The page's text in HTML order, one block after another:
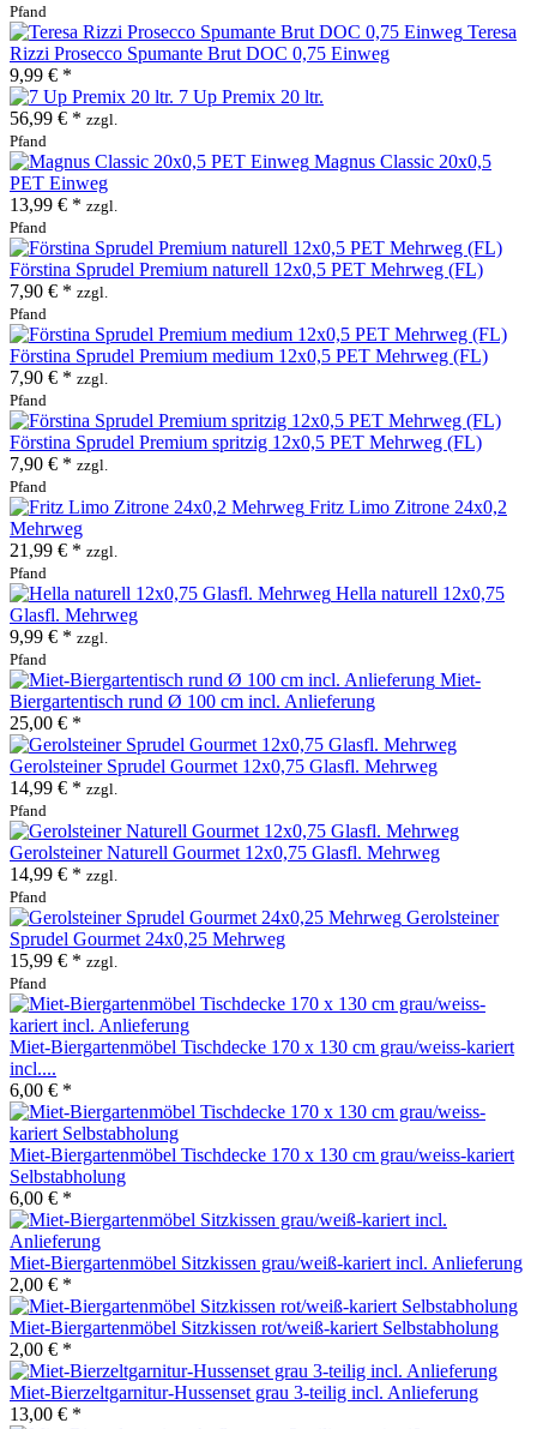
Pfand
Teresa
Rizzi Prosecco Spumante Brut DOC 0,75 Einweg
9,99 € *
7 Up Premix 20 ltr.
56,99 € * zzgl.
Pfand
Magnus Classic 20x0,5
PET Einweg
13,99 € * zzgl.
Pfand
Förstina Sprudel Premium naturell 12x0,5 PET Mehrweg (FL)
7,90 € * zzgl.
Pfand
Förstina Sprudel Premium medium 12x0,5 PET Mehrweg (FL)
7,90 € * zzgl.
Pfand
Förstina Sprudel Premium spritzig 12x0,5 PET Mehrweg (FL)
7,90 € * zzgl.
Pfand
Fritz Limo Zitrone 24x0,2
Mehrweg
21,99 € * zzgl.
Pfand
Hella naturell 12x0,75
Glasfl. Mehrweg
9,99 € * zzgl.
Pfand
Miet-
Biergartentisch rund Ø 100 cm incl. Anlieferung
25,00 € *
Gerolsteiner Sprudel Gourmet 12x0,75 Glasfl. Mehrweg
14,99 € * zzgl.
Pfand
Gerolsteiner Naturell Gourmet 12x0,75 Glasfl. Mehrweg
14,99 € * zzgl.
Pfand
Gerolsteiner
Sprudel Gourmet 24x0,25 Mehrweg
15,99 € * zzgl.
Pfand
Miet-Biergartenmöbel Tischdecke 170 x 130 cm grau/weiss-kariert
incl....
6,00 € *
Miet-Biergartenmöbel Tischdecke 170 x 130 cm grau/weiss-kariert
Selbstabholung
6,00 € *
Miet-Biergartenmöbel Sitzkissen grau/weiß-kariert incl. Anlieferung
2,00 € *
Miet-Biergartenmöbel Sitzkissen rot/weiß-kariert Selbstabholung
2,00 € *
Miet-Bierzeltgarnitur-Hussenset grau 3-teilig incl. Anlieferung
13,00 € *